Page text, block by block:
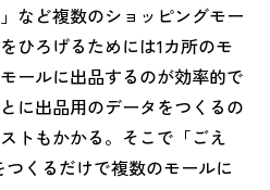
など複数のショッピングモー
ひろげるためには1カ所のモ
ールに出品するのが効率的で
に出品用のデータをつくるの
トもかかる。そこで「ごえ
くるだけで複数のモールに